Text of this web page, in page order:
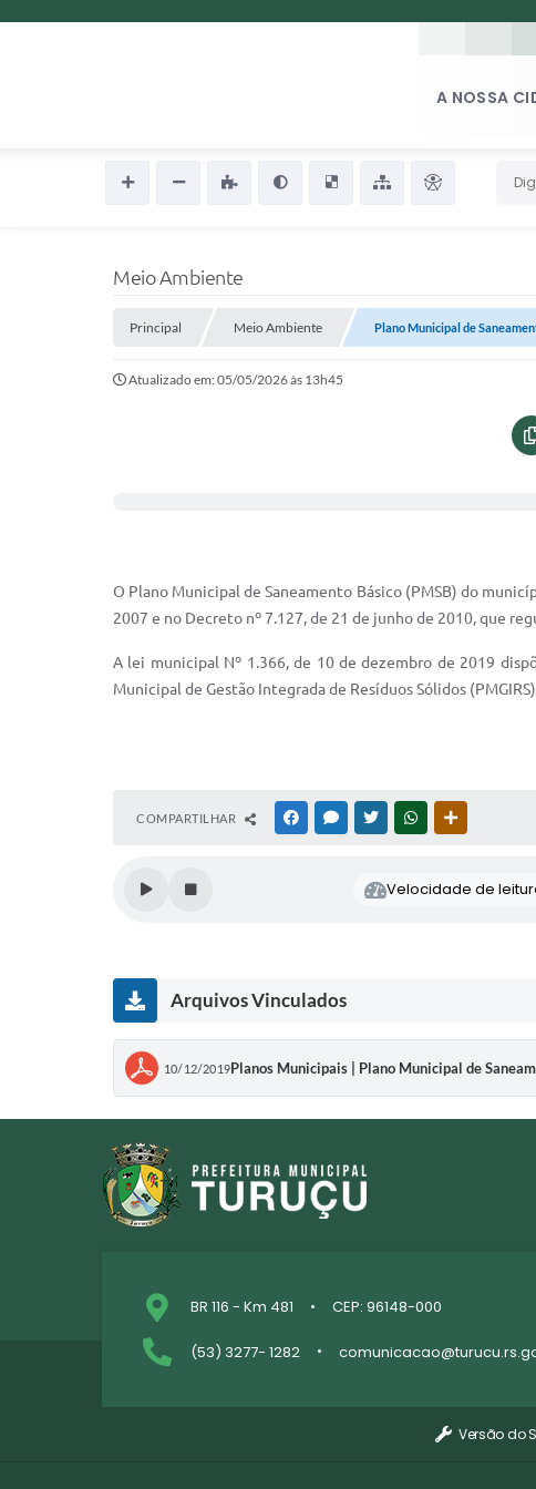
A NOSSA
Meio Ambiente
Principal Meio Ambiente Plano Municipal de
Atualizado em: 05/05/2026 às 13h45
O Plano Municipal de Saneamento Básico (PMSB) do
2007 e no Decreto nº 7.127, de 21 de junho de 2010, que
A lei municipal Nº 1.366, de 10 de dezembro de 2019
Municipal de Gestão Integrada de Resíduos Sólidos
COMPARTILHAR FACEBOOKMESSENGER
TWITTERWHATSAPP
Velocidade de
Arquivos Vinculados
10/12/2019Planos Municipais | Plano Municipal de
BR 116 - Km 481 CEP: 96148-000
(53) 3277- 1282
Versão do